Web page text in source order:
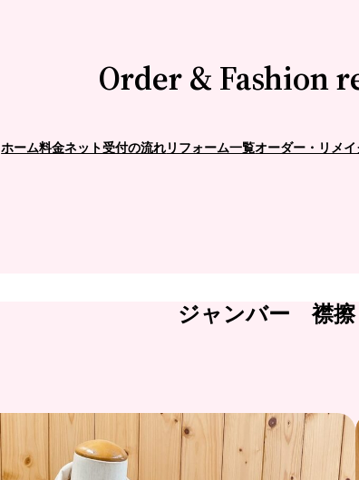
Order & Fashion
ホーム料金ネット受付の流れリフォーム一覧オーダー・リメ
ジャンバー 襟擦